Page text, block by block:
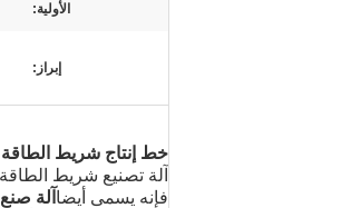
الأولية:
إبراز:
خط إنتاج شريط الطاقة
آلة تصنيع شريط الطاقة
فإنه يسمى أيضا آلة